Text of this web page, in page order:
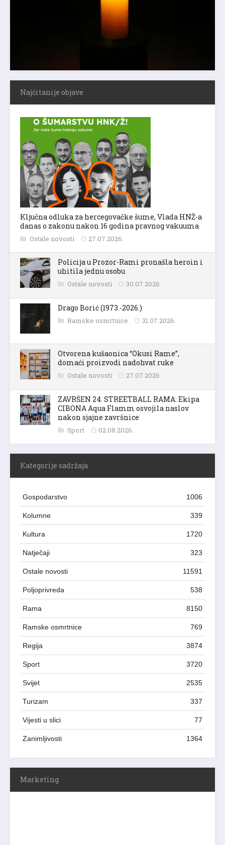
Najčitanije objave
Ključna odluka za hercegovačke šume, Vlada HNŽ-a
danas o zakonu nakon 16 godina pravnog vakuuma
Ostale novosti 27.07.2026.
Policija u Prozor-Rami pronašla heroin i
uhitila jednu osobu
Ostale novosti 30.07.2026.
Drago Borić (1973.-2026.)
Ramske osmrtnice 31.07.2026.
Otvorena kušaonica “Okusi Rame”,
domaći proizvodi nadohvat ruke
Ostale novosti 27.07.2026.
ZAVRŠEN 24. STREETBALL RAMA: Ekipa
CIBONA Aqua Flamm osvojila naslov
nakon sjajne završnice
Sport 02.08.2026.
Kategorije sadržaja
Gospodarstvo 1006
Kolumne 339
Kultura 1720
Natječaji 323
Ostale novosti 11591
Poljoprivreda 538
Rama 8150
Ramske osmrtnice 769
Regija 3874
Sport 3720
Svijet 2535
Turizam 337
Vijesti u slici 77
Zanimljivosti 1364
Marketing